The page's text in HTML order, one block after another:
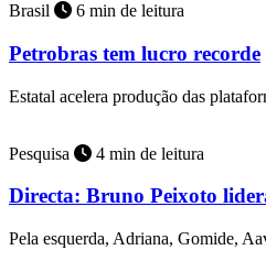
Brasil 6 min de leitura
Petrobras tem lucro recorde
Estatal acelera produção das
Pesquisa 4 min de leitura
Directa: Bruno Peixoto
Pela esquerda, Adriana, Gomide,